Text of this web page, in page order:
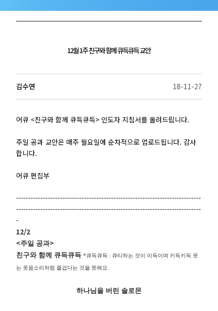
12월 1주 친구와 함께 큐득큐득 교안
김수연 18-11-27
어큐 <친구와 함께 큐득큐득> 인도자 지침서를 올려드립니다.
주일 공과 교안은 매주 월요일에 순차적으로 업로드됩니다. 감사
합니다.
어큐 편집부
----------------------------------------------------------------------------
----------------------------------------------------------------------------
-
12/2
<주일 공과>
친구와 함께 큐득큐득*큐득큐득 :큐티하는 것이 이득이며 키득키득 웃
는 웃음소리처럼 즐겁다는 것을 뜻해요
하나님을 버린 솔로몬